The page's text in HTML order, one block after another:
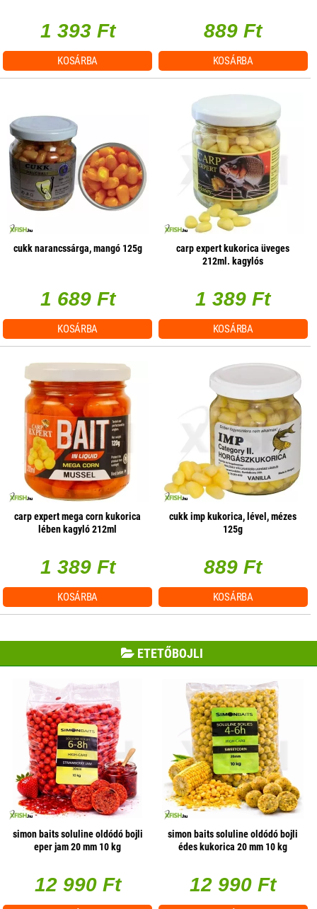
1 393 Ft
KOSÁRBA
889 Ft
KOSÁRBA
cukk narancssárga, mangó 125g
1 689 Ft
KOSÁRBA
carp expert kukorica üveges
212ml. kagylós
1 389 Ft
KOSÁRBA
carp expert mega corn kukorica
lében kagyló 212ml
1 389 Ft
KOSÁRBA
cukk imp kukorica, lével, mézes
125g
889 Ft
KOSÁRBA
ETETŐBOJLI
simon baits soluline oldódó bojli
eper jam 20 mm 10 kg
12 990 Ft
simon baits soluline oldódó bojli
édes kukorica 20 mm 10 kg
12 990 Ft